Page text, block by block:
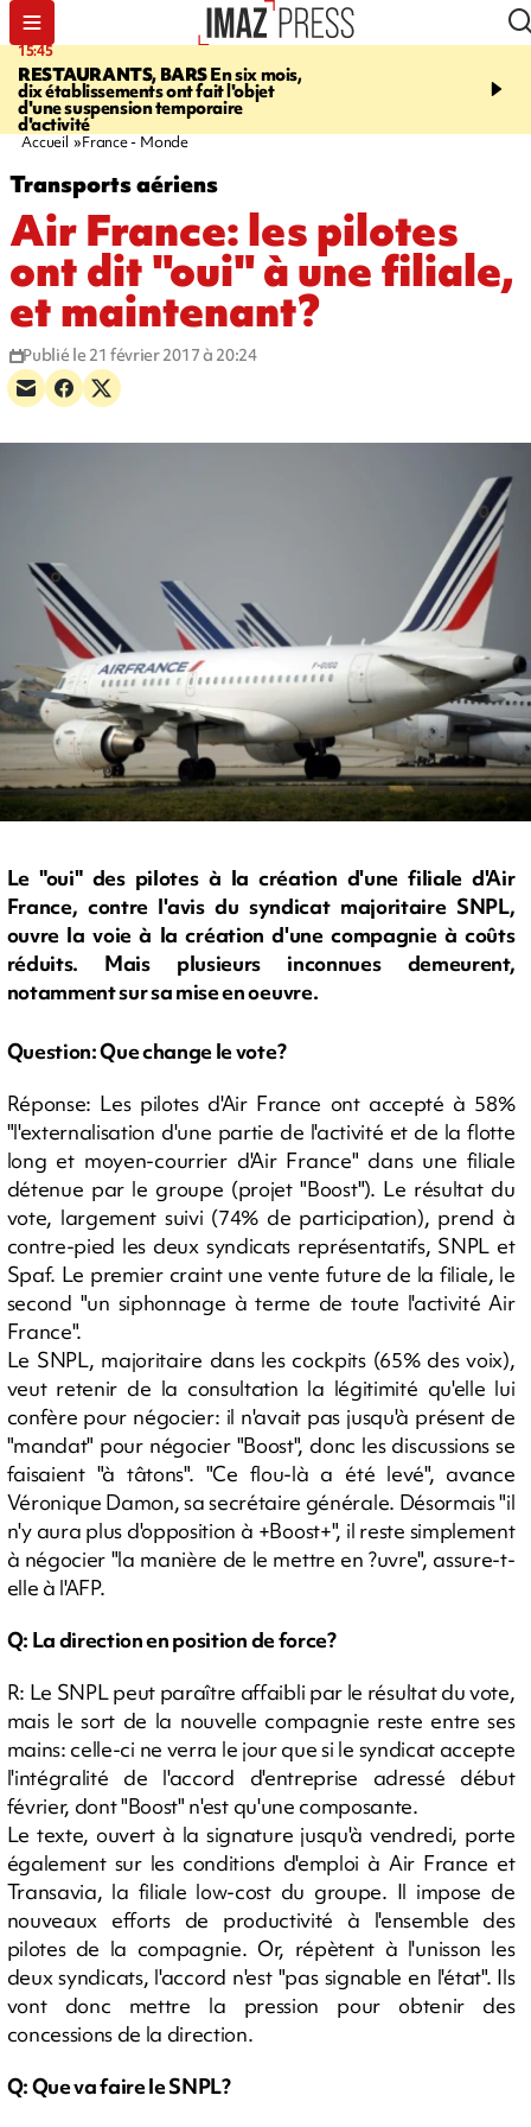
15:45
RESTAURANTS, BARSEn six mois,
dix établissements ont fait l'objet
d'une suspension temporaire
d'activité
17:17
Angeles, un homme vit
Accueil France - Monde
Transports aériens
Air France: les pilotes
ont dit "oui" à une filiale,
et maintenant?
Publié le 21 février 2017 à 20:24
Le "oui" des pilotes à la création d'une filiale d'Air
France, contre l'avis du syndicat majoritaire SNPL,
ouvre la voie à la création d'une compagnie à coûts
réduits. Mais plusieurs inconnues demeurent,
notamment sur sa mise en oeuvre.
Question: Que change le vote?
Réponse: Les pilotes d'Air France ont accepté à 58%
"l'externalisation d'une partie de l'activité et de la flotte
long et moyen-courrier d'Air France" dans une filiale
détenue par le groupe (projet "Boost"). Le résultat du
vote, largement suivi (74% de participation), prend à
contre-pied les deux syndicats représentatifs, SNPL et
Spaf. Le premier craint une vente future de la filiale, le
second "un siphonnage à terme de toute l'activité Air
France".
Le SNPL, majoritaire dans les cockpits (65% des voix),
veut retenir de la consultation la légitimité qu'elle lui
confère pour négocier: il n'avait pas jusqu'à présent de
"mandat" pour négocier "Boost", donc les discussions se
faisaient "à tâtons". "Ce flou-là a été levé", avance
Véronique Damon, sa secrétaire générale. Désormais "il
n'y aura plus d'opposition à +Boost+", il reste simplement
à négocier "la manière de le mettre en ?uvre", assure-t-
elle à l'AFP.
Q: La direction en position de force?
R: Le SNPL peut paraître affaibli par le résultat du vote,
mais le sort de la nouvelle compagnie reste entre ses
mains: celle-ci ne verra le jour que si le syndicat accepte
l'intégralité de l'accord d'entreprise adressé début
février, dont "Boost" n'est qu'une composante.
Le texte, ouvert à la signature jusqu'à vendredi, porte
également sur les conditions d'emploi à Air France et
Transavia, la filiale low-cost du groupe. Il impose de
nouveaux efforts de productivité à l'ensemble des
pilotes de la compagnie. Or, répètent à l'unisson les
deux syndicats, l'accord n'est "pas signable en l'état". Ils
vont donc mettre la pression pour obtenir des
concessions de la direction.
Q: Que va faire le SNPL?